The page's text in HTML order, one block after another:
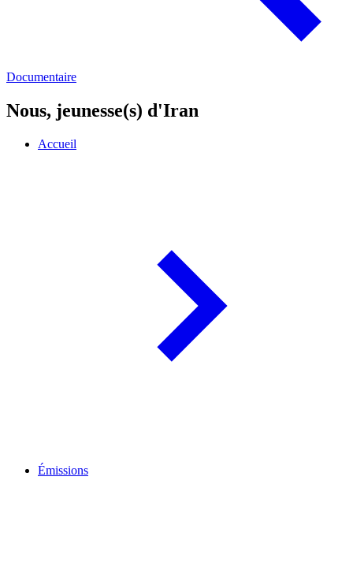
Documentaire
Nous, jeunesse(s) d'Iran
Accueil
Émissions